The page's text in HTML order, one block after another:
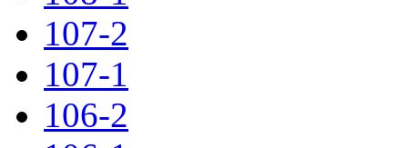
107-2
107-1
106-2